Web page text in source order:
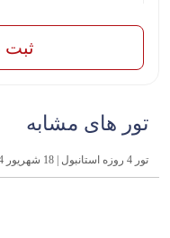
تور های مشابه
تور 4 روزه استانبول | 18 شهریور 1404